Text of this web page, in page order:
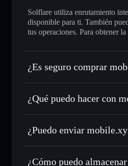
Solflare utiliza enrutamiento
disponible para ti. También
tus operaciones. Para obtener
¿Es seguro comprar
mobile.xyz no está verificado
¿Qué puedo hacer con
mobile.xyz
cartera
Intercambiar al instante :
¿Puedo enviar
¿Cómo puedo